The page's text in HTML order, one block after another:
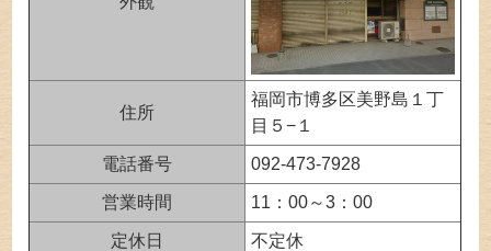
住所
福岡市博多区美野島１丁
目５−１
電話番号 092-473-7928
営業時間 11：00～3：00
定休日 不定休